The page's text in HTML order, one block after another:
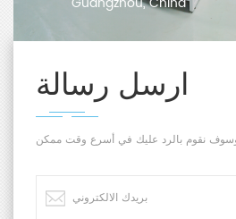
ارسل رسالة